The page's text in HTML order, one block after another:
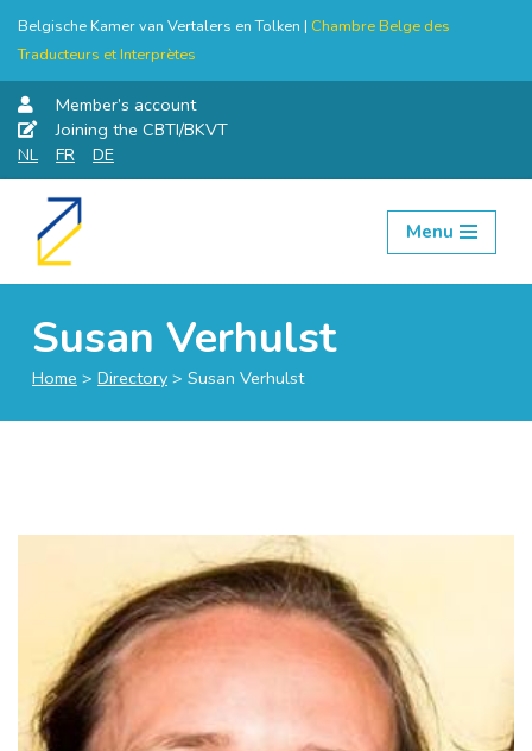
Belgische Kamer van Vertalers en Tolken | Chambre Belge des
Traducteurs et Interprètes
Member’s account
Joining the CBTI/BKVT
NL
FR DE
Skip
Menu
Susan Verhulst
Home > Directory > Susan Verhulst